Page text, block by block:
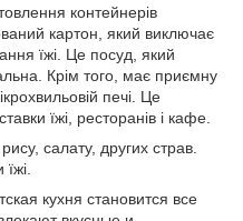
контейнерів
картон, який виключає
їжі. Це посуд, який
Крім того, має приємну
печі. Це
їжі, ресторанів і кафе.
салату, других страв.
кухня становится все